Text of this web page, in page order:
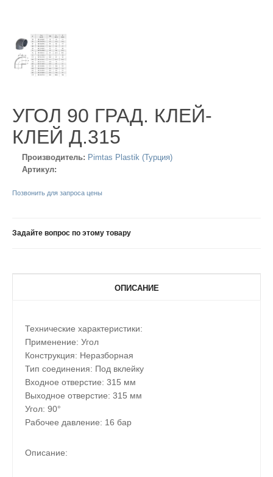
УГОЛ 90 ГРАД. КЛЕЙ-
КЛЕЙ Д.315
Производитель: Pimtas Plastik (Турция)
Артикул:
Позвонить для запроса цены
Задайте вопрос по этому товару
ОПИСАНИЕ
Технические характеристики:
Применение: Угол
Конструкция: Неразборная
Тип соединения: Под вклейку
Входное отверстие: 315 мм
Выходное отверстие: 315 мм
Угол: 90°
Рабочее давление: 16 бар
Описание: